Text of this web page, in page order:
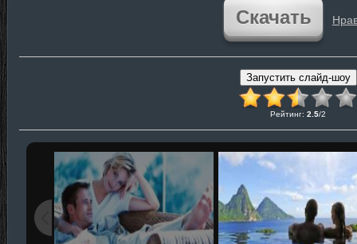
Скачать
Рейтинг: 2.5/2